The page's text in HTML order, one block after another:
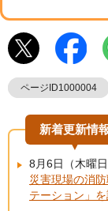
ページID1000004
新着更新情
8月6日（木曜日
災害現場の消
テーション」を